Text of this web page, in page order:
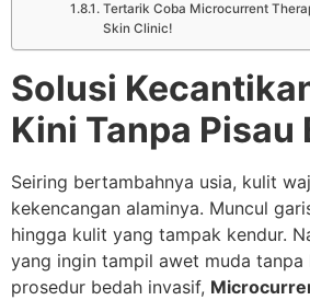
Tertarik Coba Microcurrent
Skin Clinic!
Solusi
Kini Tanpa Pisau
Seiring bertambahnya usia, kulit
kekencangan alaminya. Muncul
hingga kulit yang tampak kendur.
yang ingin tampil awet muda tanpa
prosedur bedah invasif,